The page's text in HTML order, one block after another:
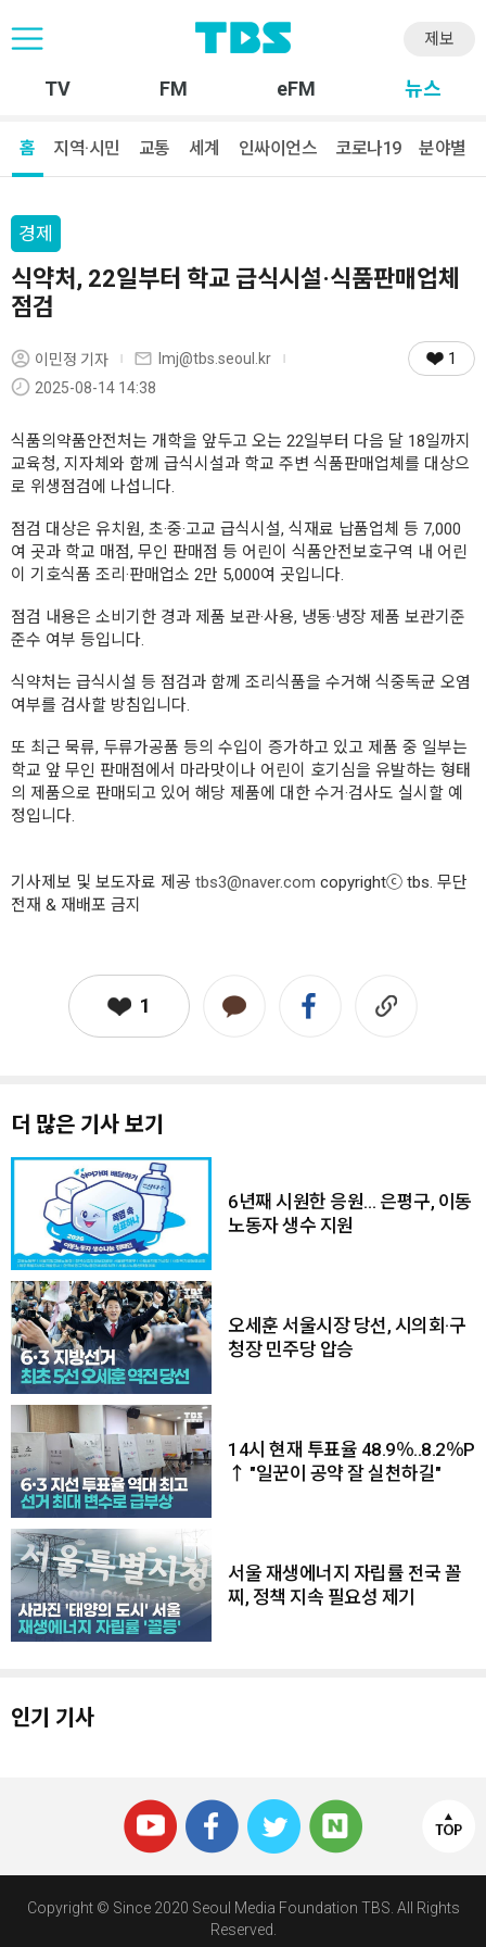
제보
TV FM eFM 뉴스
홈 지역·시민 교통 세계 인싸이언스 코로나19 분야별
경제
식약처, 22일부터 학교 급식시설·식품판매업체
점검
이민정 기자
lmj@tbs.seoul.kr
2025-08-14 14:38
1
식품의약품안전처는 개학을 앞두고 오는 22일부터 다음 달 18일까지
교육청, 지자체와 함께 급식시설과 학교 주변 식품판매업체를 대상으
로 위생점검에 나섭니다.
점검 대상은 유치원, 초·중·고교 급식시설, 식재료 납품업체 등 7,000
여 곳과 학교 매점, 무인 판매점 등 어린이 식품안전보호구역 내 어린
이 기호식품 조리·판매업소 2만 5,000여 곳입니다.
점검 내용은 소비기한 경과 제품 보관·사용, 냉동·냉장 제품 보관기준
준수 여부 등입니다.
식약처는 급식시설 등 점검과 함께 조리식품을 수거해 식중독균 오염
여부를 검사할 방침입니다.
또 최근 묵류, 두류가공품 등의 수입이 증가하고 있고 제품 중 일부는
학교 앞 무인 판매점에서 마라맛이나 어린이 호기심을 유발하는 형태
의 제품으로 판매되고 있어 해당 제품에 대한 수거·검사도 실시할 예
정입니다.
기사제보 및 보도자료 제공 tbs3@naver.com copyrightⓒ tbs. 무단
전재 & 재배포 금지
1
더 많은 기사 보기
6년째 시원한 응원… 은평구, 이동
노동자 생수 지원
오세훈 서울시장 당선, 시의회·구
청장 민주당 압승
14시 현재 투표율 48.9％..8.2％P
↑ "일꾼이 공약 잘 실천하길"
서울 재생에너지 자립률 전국 꼴
찌, 정책 지속 필요성 제기
인기 기사
Copyright © Since 2020 Seoul Media Foundation TBS. All Rights
Reserved.